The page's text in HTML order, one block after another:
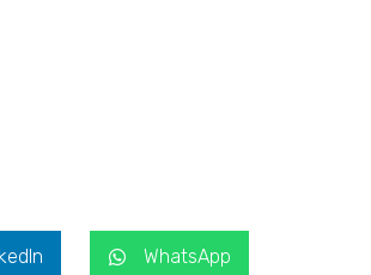
WhatsApp